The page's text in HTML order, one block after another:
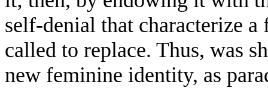
self-denial that characterize
called to replace. Thus, was
new feminine identity, as